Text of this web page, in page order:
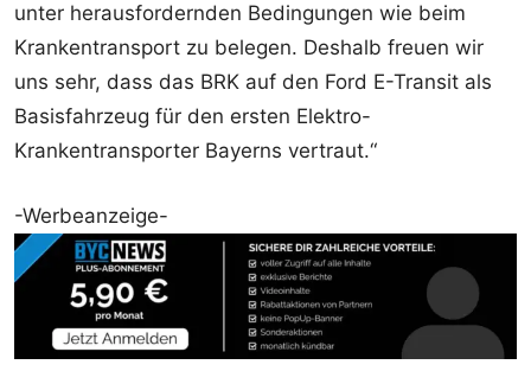
unter herausfordernden Bedingungen wie beim
Krankentransport zu belegen. Deshalb freuen wir
uns sehr, dass das BRK auf den Ford E-Transit als
Basisfahrzeug für den ersten Elektro-
Krankentransporter Bayerns vertraut.“
-Werbeanzeige-